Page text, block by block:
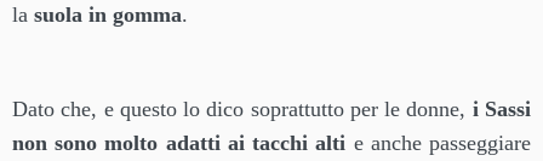
la suola in gomma.
Dato che, e questo lo dico soprattutto per le donne, i Sassi
non sono molto adatti ai tacchi alti e anche passeggiare